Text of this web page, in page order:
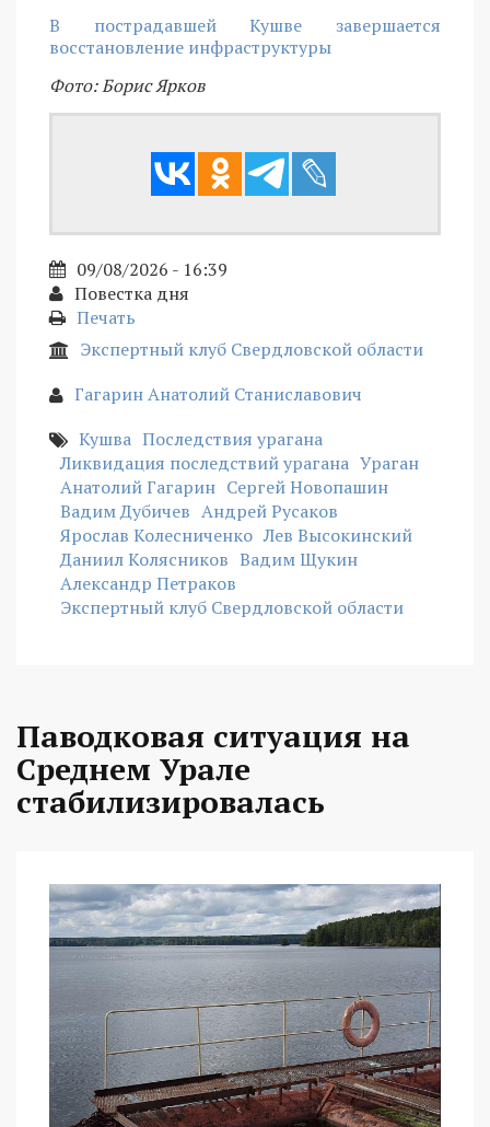
В пострадавшей Кушве завершается
восстановление инфраструктуры
Фото: Борис Ярков
09/08/2026 - 16:39
Повестка дня
Печать
Экспертный клуб Свердловской области
Гагарин Анатолий Станиславович
Кушва Последствия урагана
Ликвидация последствий урагана Ураган
Анатолий Гагарин Сергей Новопашин
Вадим Дубичев Андрей Русаков
Ярослав Колесниченко Лев Высокинский
Даниил Колясников Вадим Щукин
Александр Петраков
Экспертный клуб Свердловской области
Паводковая ситуация на
Среднем Урале
стабилизировалась